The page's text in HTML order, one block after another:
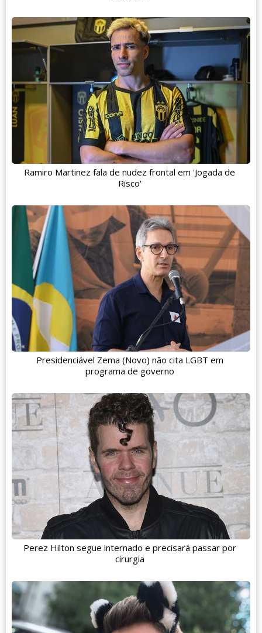
Ramiro Martinez fala de nudez frontal em 'Jogada de
Risco'
Presidenciável Zema (Novo) não cita LGBT em
programa de governo
Perez Hilton segue internado e precisará passar por
cirurgia